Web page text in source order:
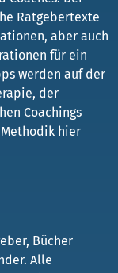
Ratgebertexte
aber auch
für ein
werden auf der
der
Coachings
hier
Bücher
Alle